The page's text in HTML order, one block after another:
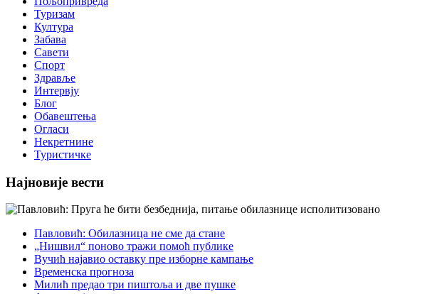
Туризам
Култура
Забава
Савети
Спорт
Здравље
Интервју
Блог
Обавештења
Огласи
Некретнине
Туристичке
Најновије вести
Павловић: Обилазница не сме да стане
„Нишвил“ поново тражи помоћ публике
Вучић најавио оставку пре изборне кампање
Временска прогноза
Милић предао три пиштоља и две пушке